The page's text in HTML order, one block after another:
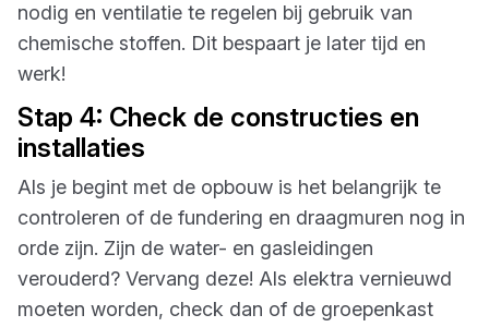
nodig en ventilatie te regelen bij gebruik van
chemische stoffen. Dit bespaart je later tijd en
werk!
Stap 4: Check de constructies en
installaties
Als je begint met de opbouw is het belangrijk te
controleren of de fundering en draagmuren nog in
orde zijn. Zijn de water- en gasleidingen
verouderd? Vervang deze! Als elektra vernieuwd
moeten worden, check dan of de groepenkast